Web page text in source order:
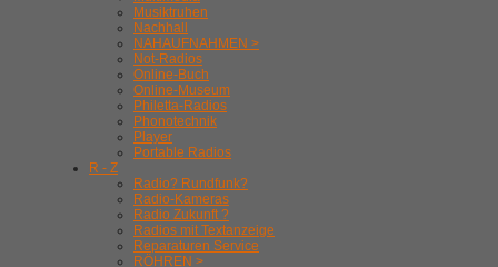
Musiktruhen
Nachhall
NAHAUFNAHMEN >
Not-Radios
Online-Buch
Online-Museum
Philetta-Radios
Phonotechnik
Player
Portable Radios
R - Z
Radio? Rundfunk?
Radio-Kameras
Radio Zukunft ?
Radios mit Textanzeige
Reparaturen Service
RÖHREN >